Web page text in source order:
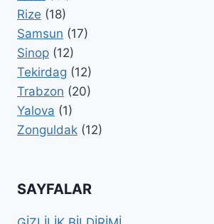
Rize (18)
Samsun (17)
Sinop (12)
Tekirdag (12)
Trabzon (20)
Yalova (1)
Zonguldak (12)
SAYFALAR